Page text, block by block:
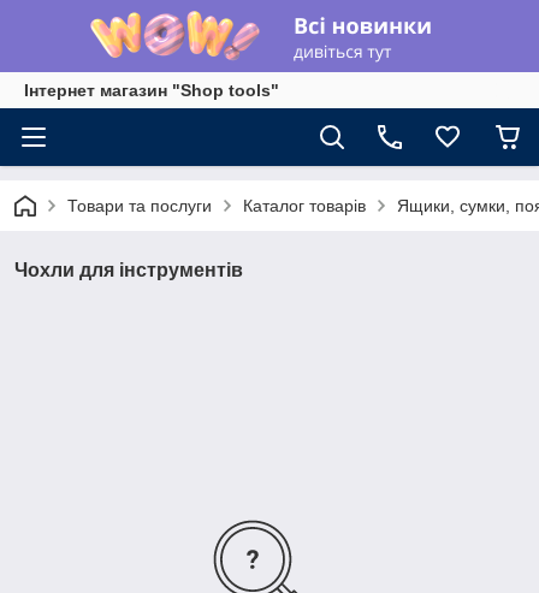
Інтернет магазин "Shop tools"
Товари та послуги Каталог товарів Ящики, сумки,
Чохли для інструментів